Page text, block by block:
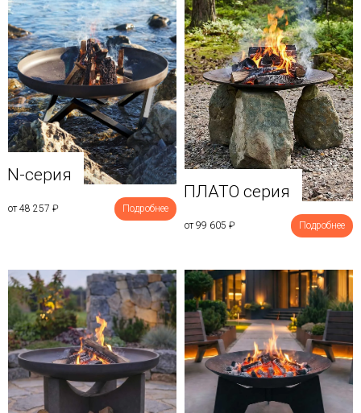
N-серия
от 48 257 ₽ Подробнее
ПЛАТО серия
от 99 605 ₽ Подробнее